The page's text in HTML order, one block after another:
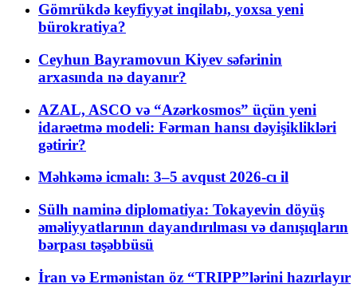
Gömrükdə keyfiyyət inqilabı, yoxsa yeni
bürokratiya?
Ceyhun Bayramovun Kiyev səfərinin
arxasında nə dayanır?
AZAL, ASCO və “Azərkosmos” üçün yeni
idarəetmə modeli: Fərman hansı dəyişiklikləri
gətirir?
Məhkəmə icmalı: 3–5 avqust 2026-cı il
Sülh naminə diplomatiya: Tokayevin döyüş
əməliyyatlarının dayandırılması və danışıqların
bərpası təşəbbüsü
İran və Ermənistan öz “TRIPP”lərini hazırlayır